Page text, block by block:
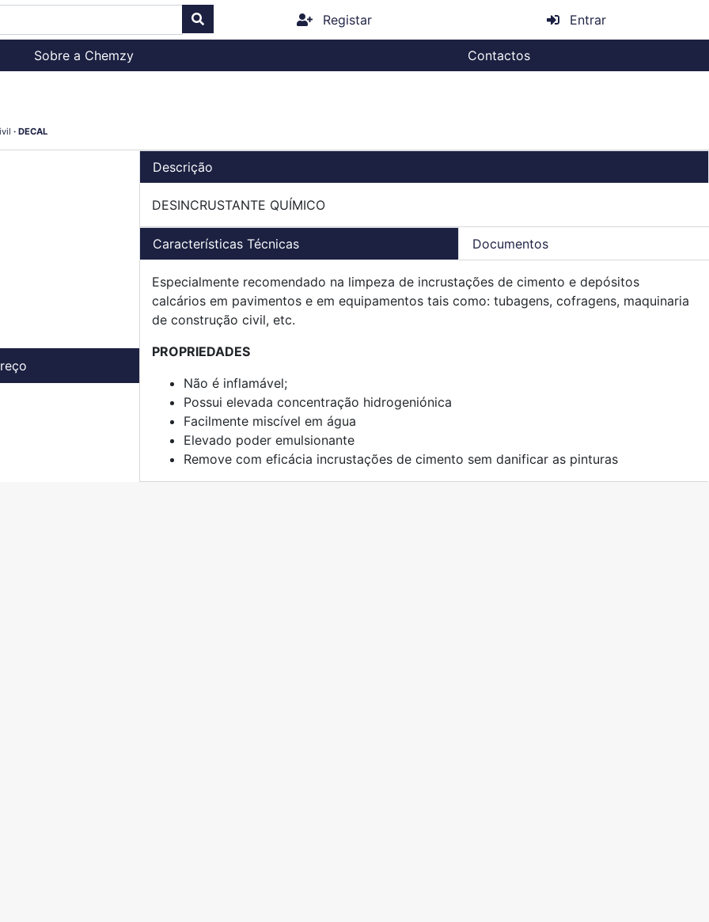
Registar Entrar
Sobre a Chemzy Contactos
DECAL
Descrição
DESINCRUSTANTE QUÍMICO
Características Técnicas Documentos
Especialmente recomendado na limpeza de incrustações de cimento e depósitos
calcários em pavimentos e em equipamentos tais como: tubagens, cofragens, maquinaria
de construção civil, etc.
PROPRIEDADES
Não é inflamável;
Possui elevada concentração hidrogeniónica
Facilmente miscível em água
Elevado poder emulsionante
Remove com eficácia incrustações de cimento sem danificar as pinturas